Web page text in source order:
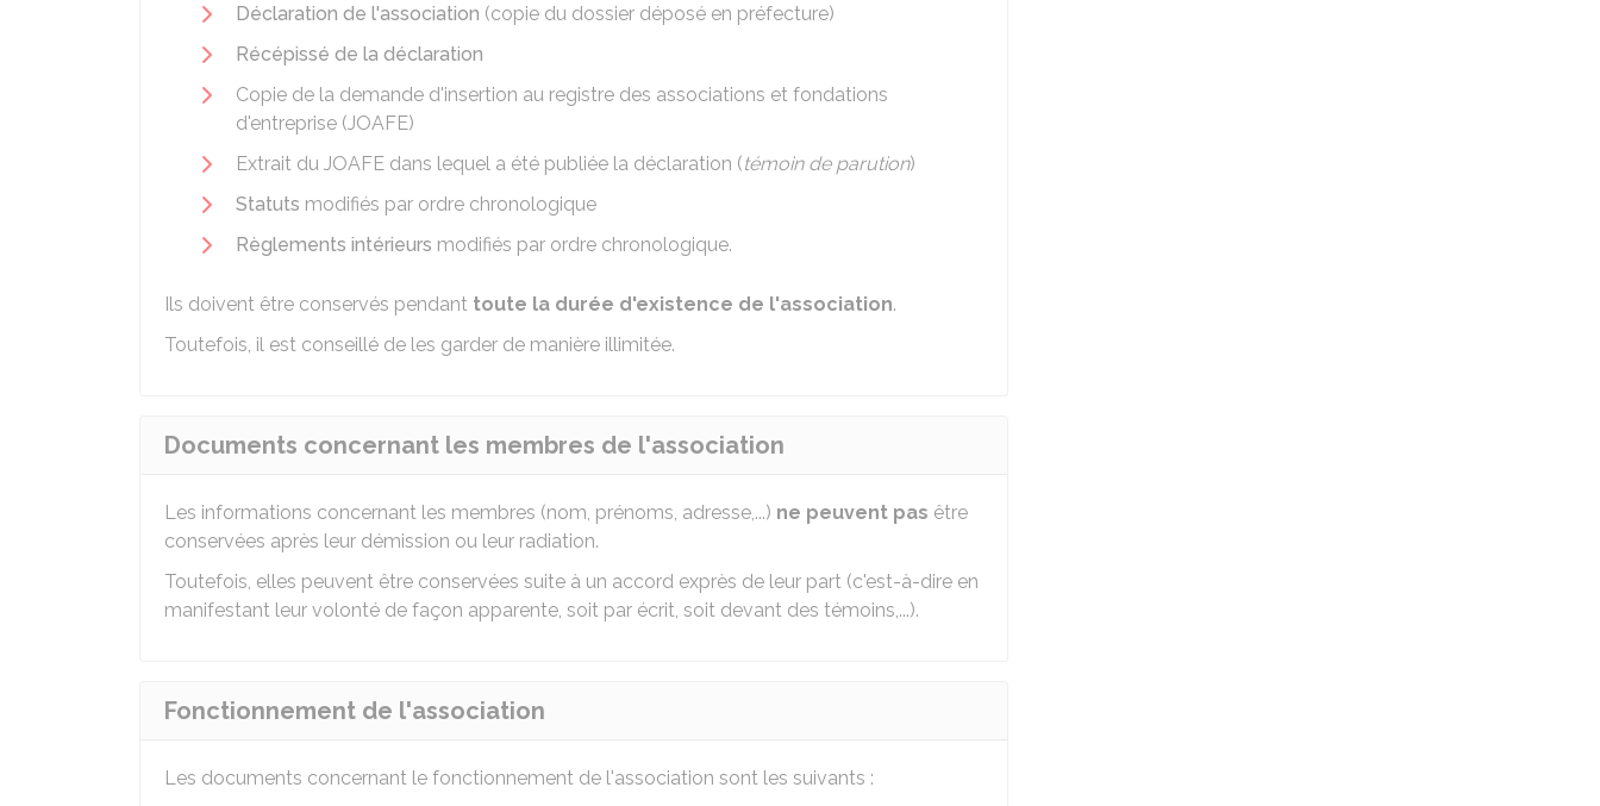
Déclaration de l'association (copie du dossier déposé en préfecture)
Récépissé de la déclaration
Copie de la demande d'insertion au registre des associations et fondations
d'entreprise (JOAFE)
Extrait du JOAFE dans lequel a été publiée la déclaration (témoin de parution)
Statuts modifiés par ordre chronologique
Règlements intérieurs modifiés par ordre chronologique.
Ils doivent être conservés pendant toute la durée d'existence de l'association.
Toutefois, il est conseillé de les garder de manière illimitée.
Documents concernant les membres de l'association
Les informations concernant les membres (nom, prénoms, adresse,...) ne peuvent pas être
conservées après leur démission ou leur radiation.
Toutefois, elles peuvent être conservées suite à un accord exprès de leur part (c'est-à-dire en
manifestant leur volonté de façon apparente, soit par écrit, soit devant des témoins,...).
Fonctionnement de l'association
Les documents concernant le fonctionnement de l'association sont les suivants :